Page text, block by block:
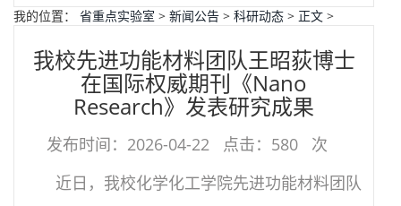
我的位置： 省重点实验室 > 新闻公告 > 科研动态 > 正文 >
我校先进功能材料团队王昭荻博士
在国际权威期刊《Nano
Research》发表研究成果
发布时间：2026-04-22 点击： 580 次
近日，我校化学化工学院先进功能材料团队